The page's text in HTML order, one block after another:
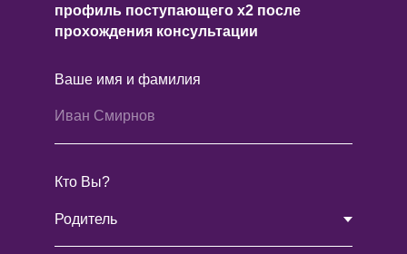
профиль поступающего х2 после
прохождения консультации
Ваше имя и фамилия
Кто Вы?